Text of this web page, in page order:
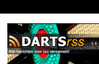
naar
inhoud